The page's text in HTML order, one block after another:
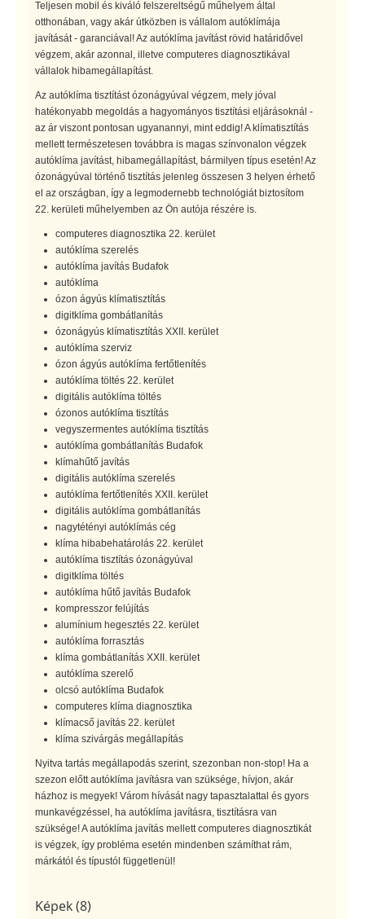
Teljesen mobil és kiváló felszereltségű műhelyem által
otthonában, vagy akár útközben is vállalom autóklímája
javítását - garanciával! Az autóklíma javítást rövid határidővel
végzem, akár azonnal, illetve computeres diagnosztikával
vállalok hibamegállapítást.
Az autóklíma tisztítást ózonágyúval végzem, mely jóval
hatékonyabb megoldás a hagyományos tisztítási eljárásoknál -
az ár viszont pontosan ugyanannyi, mint eddig! A klímatisztítás
mellett természetesen továbbra is magas színvonalon végzek
autóklíma javítást, hibamegállapítást, bármilyen típus esetén! Az
ózonágyúval történő tisztítás jelenleg összesen 3 helyen érhető
el az országban, így a legmodernebb technológiát biztosítom
22. kerületi műhelyemben az Ön autója részére is.
computeres diagnosztika 22. kerület
autóklíma szerelés
autóklíma javítás Budafok
autóklíma
ózon ágyús klímatisztítás
digitklíma gombátlanítás
ózonágyús klímatisztítás XXII. kerület
autóklíma szerviz
ózon ágyús autóklíma fertőtlenítés
autóklíma töltés 22. kerület
digitális autóklíma töltés
ózonos autóklíma tisztítás
vegyszermentes autóklíma tisztítás
autóklíma gombátlanítás Budafok
klímahűtő javítás
digitális autóklíma szerelés
autóklíma fertőtlenítés XXII. kerület
digitális autóklíma gombátlanítás
nagytétényi autóklímás cég
klíma hibabehatárolás 22. kerület
autóklíma tisztítás ózonágyúval
digitklíma töltés
autóklíma hűtő javítás Budafok
kompresszor felújítás
alumínium hegesztés 22. kerület
autóklíma forrasztás
klíma gombátlanítás XXII. kerület
autóklíma szerelő
olcsó autóklíma Budafok
computeres klíma diagnosztika
klímacső javítás 22. kerület
klíma szivárgás megállapítás
Nyitva tartás megállapodás szerint, szezonban non-stop! Ha a
szezon előtt autóklíma javításra van szüksége, hívjon, akár
házhoz is megyek! Várom hívását nagy tapasztalattal és gyors
munkavégzéssel, ha autóklíma javításra, tisztításra van
szüksége! A autóklíma javítás mellett computeres diagnosztikát
is végzek, így probléma esetén mindenben számíthat rám,
márkától és típustól függetlenül!
Képek (8)